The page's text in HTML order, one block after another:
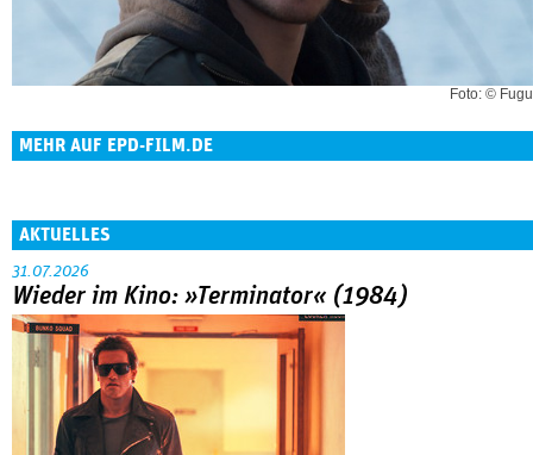
Foto: © Fugu
MEHR AUF EPD-FILM.DE
AKTUELLES
31.07.2026
Wieder im Kino: »Terminator« (1984)